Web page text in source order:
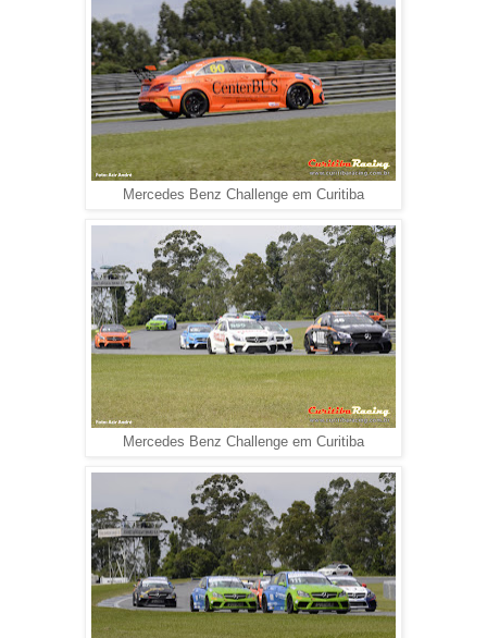
Mercedes Benz Challenge em Curitiba
Mercedes Benz Challenge em Curitiba